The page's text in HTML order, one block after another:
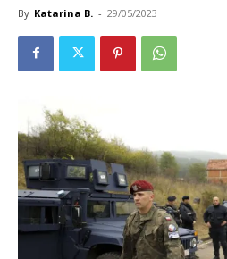
By Katarina B. - 29/05/2023